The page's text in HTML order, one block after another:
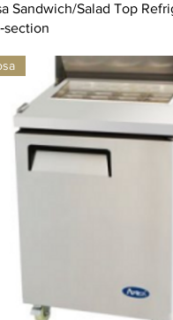
Sandwich/Salad Top